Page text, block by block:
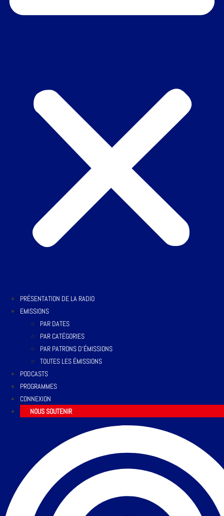
PRÉSENTATION DE LA RADIO
EMISSIONS
PAR DATES
PAR CATÉGORIES
PAR PATRONS D’ÉMISSIONS
TOUTES LES ÉMISSIONS
PODCASTS
PROGRAMMES
CONNEXION
NOUS SOUTENIR